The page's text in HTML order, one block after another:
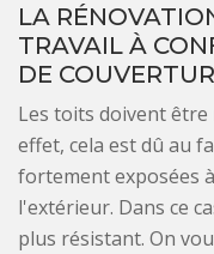
LA
TRAVAIL À
DE
Les toits doivent être
effet, cela est dû au
fortement exposées
l'extérieur. Dans ce
plus résistant. On